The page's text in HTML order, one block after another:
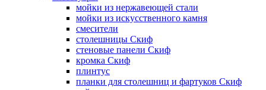
мойки из нержавеющей стали
мойки из искусственного камня
смесители
столешницы Скиф
стеновые панели Скиф
кромка Скиф
плинтус
планки для столешниц и фартуков Скиф